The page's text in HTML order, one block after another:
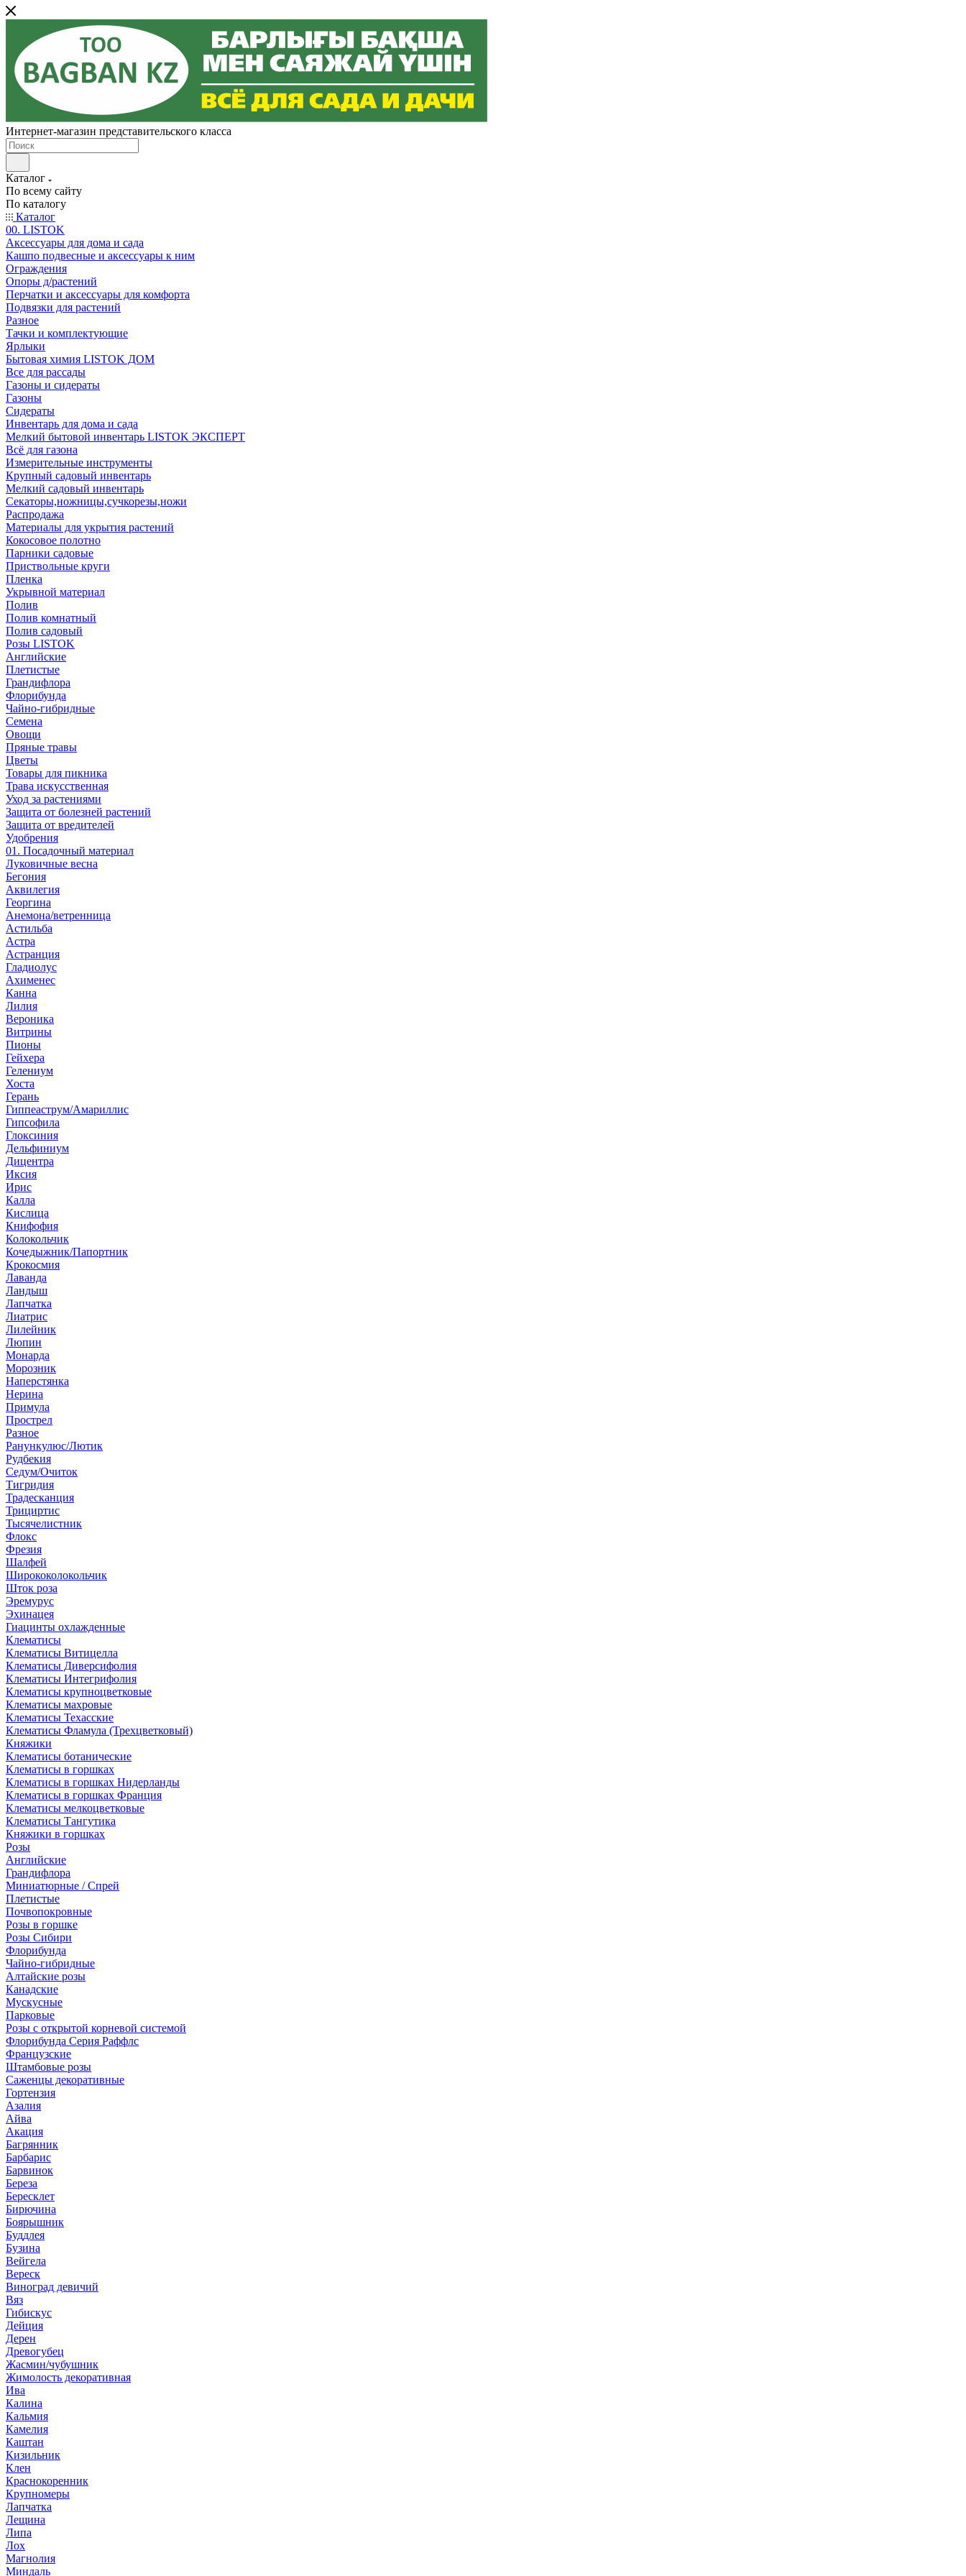
Интернет-магазин представительского класса
Каталог
По всему сайту
По каталогу
Каталог
00. LISTOK
Аксессуары для дома и сада
Кашпо подвесные и аксессуары к ним
Ограждения
Опоры д/растений
Перчатки и аксессуары для комфорта
Подвязки для растений
Разное
Тачки и комплектующие
Ярлыки
Бытовая химия LISTOK ДОМ
Все для рассады
Газоны и сидераты
Газоны
Сидераты
Инвентарь для дома и сада
Мелкий бытовой инвентарь LISTOK ЭКСПЕРТ
Всё для газона
Измерительные инструменты
Крупный садовый инвентарь
Мелкий садовый инвентарь
Секаторы,ножницы,сучкорезы,ножи
Распродажа
Материалы для укрытия растений
Кокосовое полотно
Парники садовые
Приствольные круги
Пленка
Укрывной материал
Полив
Полив комнатный
Полив садовый
Розы LISTOK
Английские
Плетистые
Грандифлора
Флорибунда
Чайно-гибридные
Семена
Овощи
Пряные травы
Цветы
Товары для пикника
Трава искусственная
Уход за растениями
Защита от болезней растений
Защита от вредителей
Удобрения
01. Посадочный материал
Луковичные весна
Бегония
Аквилегия
Георгина
Анемона/ветренница
Астильба
Астра
Астранция
Гладиолус
Ахименес
Канна
Лилия
Вероника
Витрины
Пионы
Гейхера
Гелениум
Хоста
Герань
Гиппеаструм/Амариллис
Гипсофила
Глоксиния
Дельфиниум
Дицентра
Иксия
Ирис
Калла
Кислица
Книфофия
Колокольчик
Кочедыжник/Папортник
Крокосмия
Лаванда
Ландыш
Лапчатка
Лиатрис
Лилейник
Люпин
Монарда
Морозник
Наперстянка
Нерина
Примула
Прострел
Разное
Ранункулюс/Лютик
Рудбекия
Седум/Очиток
Тигридия
Традесканция
Трициртис
Тысячелистник
Флокс
Фрезия
Шалфей
Ширококолокольчик
Шток роза
Эремурус
Эхинацея
Гиацинты охлажденные
Клематисы
Клематисы Витицелла
Клематисы Диверсифолия
Клематисы Интегрифолия
Клематисы крупноцветковые
Клематисы махровые
Клематисы Техасские
Клематисы Фламула (Трехцветковый)
Княжики
Клематисы ботанические
Клематисы в горшках
Клематисы в горшках Нидерланды
Клематисы в горшках Франция
Клематисы мелкоцветковые
Клематисы Тангутика
Княжики в горшках
Розы
Английские
Грандифлора
Миниатюрные / Спрей
Плетистые
Почвопокровные
Розы в горшке
Розы Сибири
Флорибунда
Чайно-гибридные
Алтайские розы
Канадские
Мускусные
Парковые
Розы с открытой корневой системой
Флорибунда Серия Раффлс
Французские
Штамбовые розы
Саженцы декоративные
Гортензия
Азалия
Айва
Акация
Багрянник
Барбарис
Барвинок
Береза
Бересклет
Бирючина
Боярышник
Буддлея
Бузина
Вейгела
Вереск
Виноград девичий
Вяз
Гибискус
Дейция
Дерен
Древогубец
Жасмин/чубушник
Жимолость декоративная
Ива
Калина
Кальмия
Камелия
Каштан
Кизильник
Клен
Краснокоренник
Крупномеры
Лапчатка
Лещина
Липа
Лох
Магнолия
Миндаль